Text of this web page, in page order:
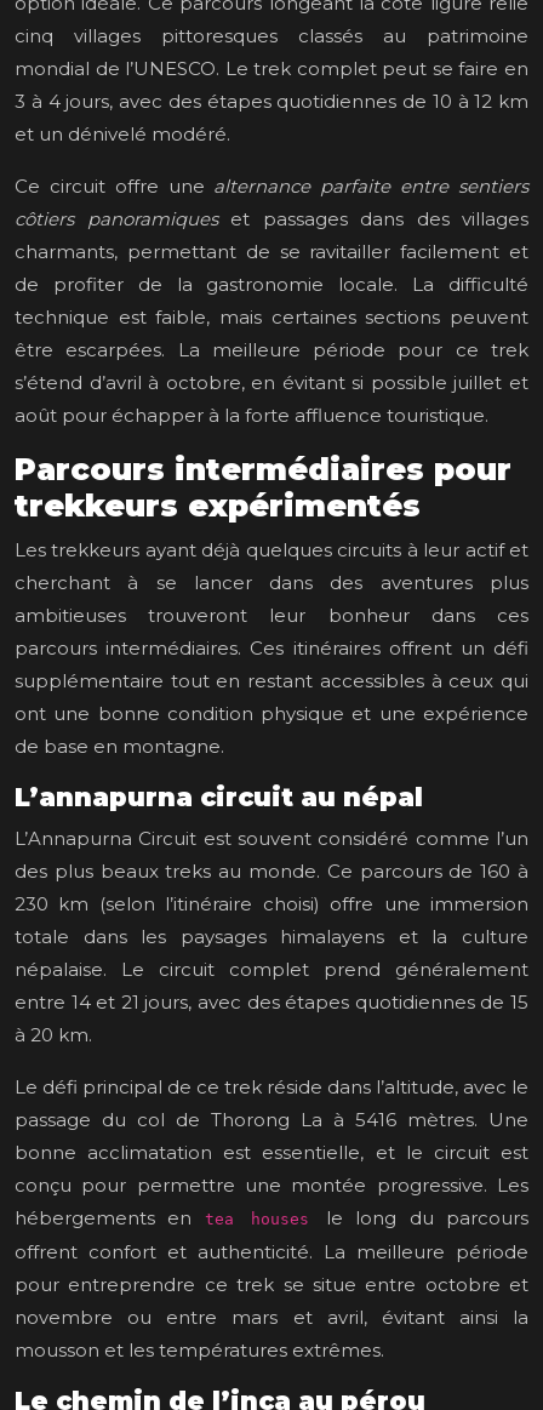
cinq villages pittoresques classés au patrimoine
mondial de l’UNESCO. Le trek complet peut se faire en
3 à 4 jours, avec des étapes quotidiennes de 10 à 12 km
et un dénivelé modéré.
Ce circuit offre une alternance parfaite entre sentiers
côtiers panoramiques et passages dans des villages
charmants, permettant de se ravitailler facilement et
de profiter de la gastronomie locale. La difficulté
technique est faible, mais certaines sections peuvent
être escarpées. La meilleure période pour ce trek
s’étend d’avril à octobre, en évitant si possible juillet et
août pour échapper à la forte affluence touristique.
Parcours intermédiaires pour
trekkeurs expérimentés
Les trekkeurs ayant déjà quelques circuits à leur actif et
cherchant à se lancer dans des aventures plus
ambitieuses trouveront leur bonheur dans ces
parcours intermédiaires. Ces itinéraires offrent un défi
supplémentaire tout en restant accessibles à ceux qui
ont une bonne condition physique et une expérience
de base en montagne.
L’annapurna circuit au népal
L’Annapurna Circuit est souvent considéré comme l’un
des plus beaux treks au monde. Ce parcours de 160 à
230 km (selon l’itinéraire choisi) offre une immersion
totale dans les paysages himalayens et la culture
népalaise. Le circuit complet prend généralement
entre 14 et 21 jours, avec des étapes quotidiennes de 15
à 20 km.
Le défi principal de ce trek réside dans l’altitude, avec le
passage du col de Thorong La à 5416 mètres. Une
bonne acclimatation est essentielle, et le circuit est
conçu pour permettre une montée progressive. Les
hébergements en
tea houses
le long du parcours
offrent confort et authenticité. La meilleure période
pour entreprendre ce trek se situe entre octobre et
novembre ou entre mars et avril, évitant ainsi la
mousson et les températures extrêmes.
Le chemin de l’inca au pérou